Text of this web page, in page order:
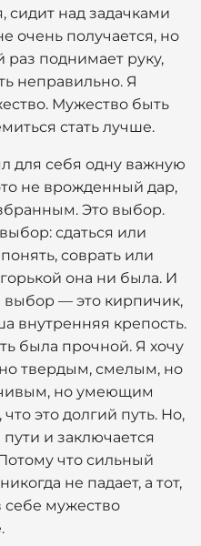
сидит над задачками
очень получается, но
поднимает руку,
неправильно. Я
Мужество быть
стать лучше.
для себя одну важную
не врожденный дар,
Это выбор.
сдаться или
соврать или
она ни была. И
выбор — это кирпичик,
внутренняя крепость.
была прочной. Я хочу
твердым, смелым, но
но умеющим
это долгий путь. Но,
и заключается
что сильный
не падает, а тот,
себе мужество